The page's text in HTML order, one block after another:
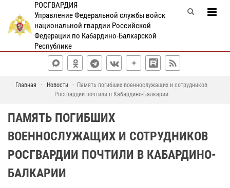
РОСГВАРДИЯ
Управление Федеральной службы войск
национальной гвардии Российской
Федерации по Кабардино-Балкарской
Республике
Главная Новости
Память погибших военнослужащих и сотрудников
Росгвардии почтили в Кабардино-Балкарии
ПАМЯТЬ ПОГИБШИХ
ВОЕННОСЛУЖАЩИХ И СОТРУДНИКОВ
РОСГВАРДИИ ПОЧТИЛИ В КАБАРДИНО-
БАЛКАРИИ